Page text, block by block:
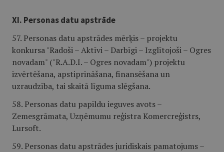
XI. Personas datu apstrāde
57. Personas datu apstrādes mērķis – projektu
konkursa "Radoši – Aktīvi – Darbīgi – Izglītojoši – Ogres
novadam" ("R.A.D.I. – Ogres novadam") projektu
izvērtēšana, apstiprināšana, finansēšana un
uzraudzība, tai skaitā līguma slēgšana.
58. Personas datu papildu ieguves avots –
Zemesgrāmata, Uzņēmumu reģistra Komercreģistrs,
Lursoft.
59. Personas datu apstrādes juridiskais pamatojums –